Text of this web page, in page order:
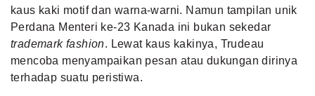
kaus kaki motif dan warna-warni. Namun tampilan unik
Perdana Menteri ke-23 Kanada ini bukan sekedar
trademark fashion. Lewat kaus kakinya, Trudeau
mencoba menyampaikan pesan atau dukungan dirinya
terhadap suatu peristiwa.